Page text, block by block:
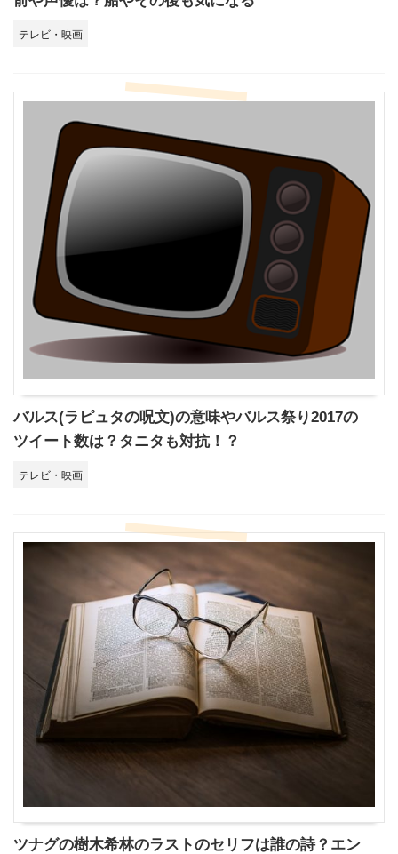
テレビ・映画
バルス(ラピュタの呪文)の意味やバルス祭り2017の
ツイート数は？タニタも対抗！？
テレビ・映画
ツナグの樹木希林のラストのセリフは誰の詩？エン